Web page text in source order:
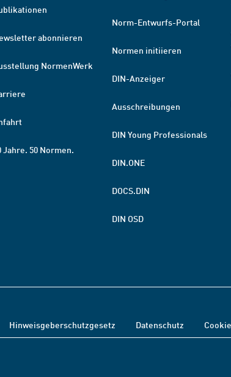
abonnieren
NormenWerk
Jahre. 50 Normen.
Norm-Entwurfs-Portal
Normen initiieren
DIN-Anzeiger
Ausschreibungen
DIN Young Professionals
DIN.ONE
DOCS.DIN
DIN OSD
Hinweisgeberschutzgesetz Datenschutz